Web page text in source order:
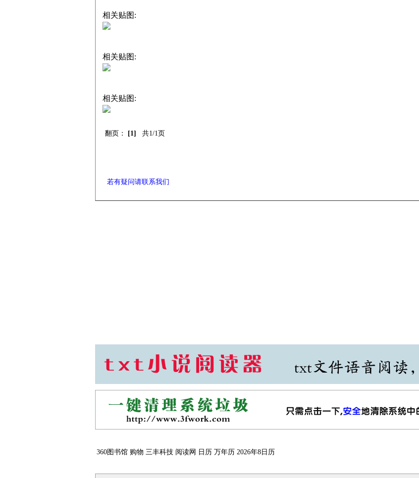
相关贴图:
相关贴图:
相关贴图:
翻页： [1] 共1/1页
若有疑问请联系我们
360图书馆 购物 三丰科技 阅读网 日历 万年历 2026年8日历